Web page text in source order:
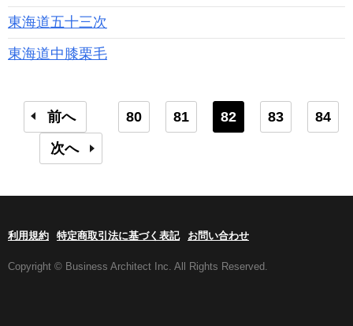
東海道五十三次
東海道中膝栗毛
前へ 80 81 82 83
84
次へ
利用規約 特定商取引法に基づく表記 お問い合わせ
Copyright © Business Architect Inc. All Rights Reserved.